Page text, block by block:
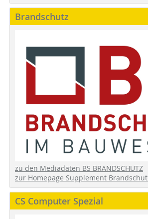
Brandschutz
zu den Mediadaten BS BRANDSCHUTZ
zur Homepage Supplement
CS Computer Spezial